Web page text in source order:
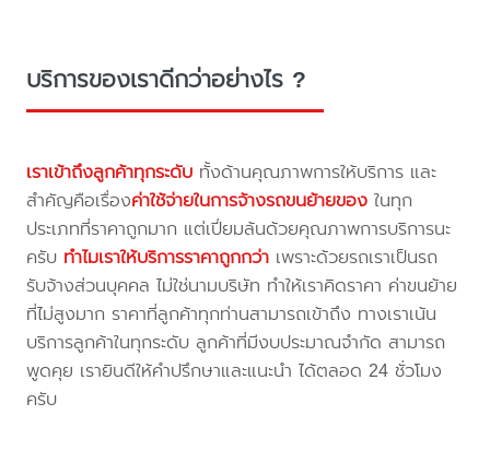
บริการของเราดีกว่าอย่างไร ?
เราเข้าถึงลูกค้าทุกระดับ ทั้งด้านคุณภาพการให้บริการ และ
สำคัญคือเรื่องค่าใช้จ่ายในการจ้างรถขนย้ายของ ในทุก
ประเภทที่ราคาถูกมาก แต่เปี่ยมล้นด้วยคุณภาพการบริการนะ
ครับ ทำไมเราให้บริการราคาถูกกว่า เพราะด้วยรถเราเป็นรถ
รับจ้างส่วนบุคคล ไม่ใช่นามบริษัท ทำให้เราคิดราคา ค่าขนย้าย
ที่ไม่สูงมาก ราคาที่ลูกค้าทุกท่านสามารถเข้าถึง ทางเราเน้น
บริการลูกค้าในทุกระดับ ลูกค้าที่มีงบประมาณจำกัด สามารถ
พูดคุย เรายินดีให้คำปรึกษาและแนะนำ ได้ตลอด 24 ชั่วโมง
ครับ